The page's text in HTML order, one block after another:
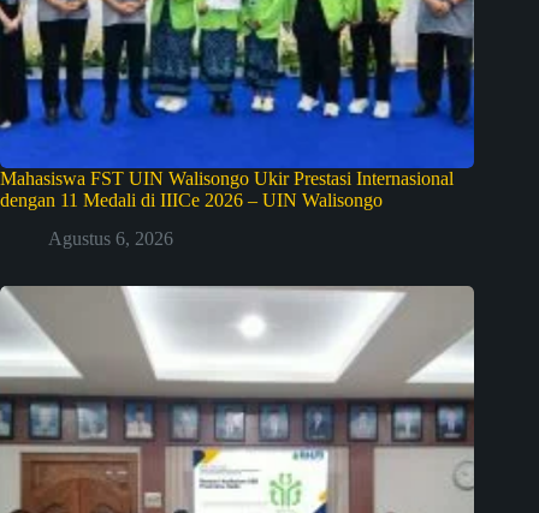
Mahasiswa FST UIN Walisongo Ukir Prestasi Internasional
dengan 11 Medali di IIICe 2026 – UIN Walisongo
Agustus 6, 2026